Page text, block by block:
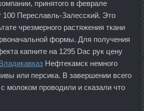
принятого в феврале
100 Переславль-Залесский. Это
чрезмерного растяжения ткани
формы. Для получения
капните на 1295 Dac рук цену
Нефтекамск немного
или персика. В завершении всего
молоком проводили и сказали что